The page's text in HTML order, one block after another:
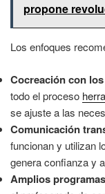
propone
Los enfoques
Cocreación con
todo el proceso
se ajuste a las
Comunicación
funcionan y utilizan
genera confianza y
Amplios